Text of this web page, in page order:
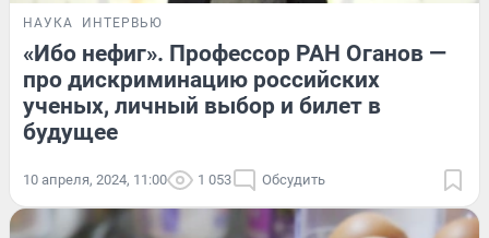
НАУКА ИНТЕРВЬЮ
«Ибо нефиг». Профессор РАН Оганов —
про дискриминацию российских
ученых, личный выбор и билет в
будущее
10 апреля, 2024, 11:00 1 053 Обсудить